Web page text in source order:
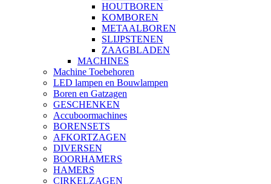
HOUTBOREN
KOMBOREN
METAALBOREN
SLIJPSTENEN
ZAAGBLADEN
MACHINES
Machine Toebehoren
LED lampen en Bouwlampen
Boren en Gatzagen
GESCHENKEN
Accuboormachines
BORENSETS
AFKORTZAGEN
DIVERSEN
BOORHAMERS
HAMERS
CIRKELZAGEN